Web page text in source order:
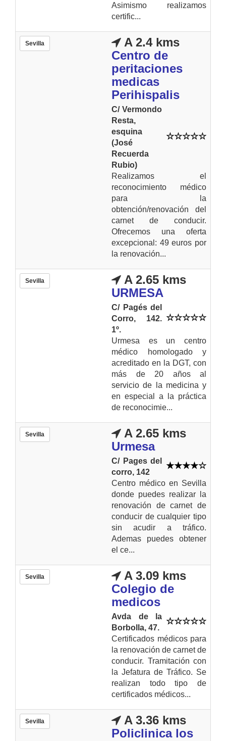
Asimismo realizamos
certific...
Sevilla
A 2.4 kms
Centro de
peritaciones
medicas
Perihispalis
C/ Vermondo
Resta,
esquina
(José
Recuerda
Rubio)
Realizamos el
reconocimiento médico
para la
obtención/renovación del
carnet de conducir.
Ofrecemos una oferta
excepcional: 49 euros por
la renovación...
Sevilla
A 2.65 kms
URMESA
C/ Pagés del
Corro, 142.
1º.
Urmesa es un centro
médico homologado y
acreditado en la DGT, con
más de 20 años al
servicio de la medicina y
en especial a la práctica
de reconocimie...
Sevilla
A 2.65 kms
Urmesa
C/ Pages del
corro, 142
Centro médico en Sevilla
donde puedes realizar la
renovación de carnet de
conducir de cualquier tipo
sin acudir a tráfico.
Ademas puedes obtener
el ce...
Sevilla
A 3.09 kms
Colegio de
medicos
Avda de la
Borbolla, 47.
Certificados médicos para
la renovación de carnet de
conducir. Tramitación con
la Jefatura de Tráfico. Se
realizan todo tipo de
certificados médicos...
Sevilla
A 3.36 kms
Policlinica los